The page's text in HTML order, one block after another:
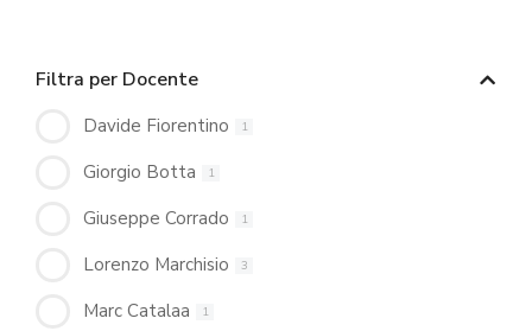
Filtra per Docente
Davide Fiorentino 1
Giorgio Botta 1
Giuseppe Corrado 1
Lorenzo Marchisio 3
Marc Catalaa 1